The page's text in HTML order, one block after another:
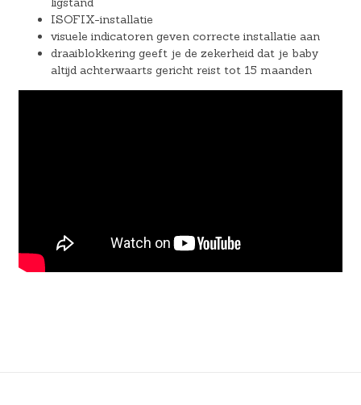
ISOFIX-installatie
visuele indicatoren geven correcte installatie aan
draaiblokkering geeft je de zekerheid dat je baby
altijd achterwaarts gericht reist tot 15 maanden